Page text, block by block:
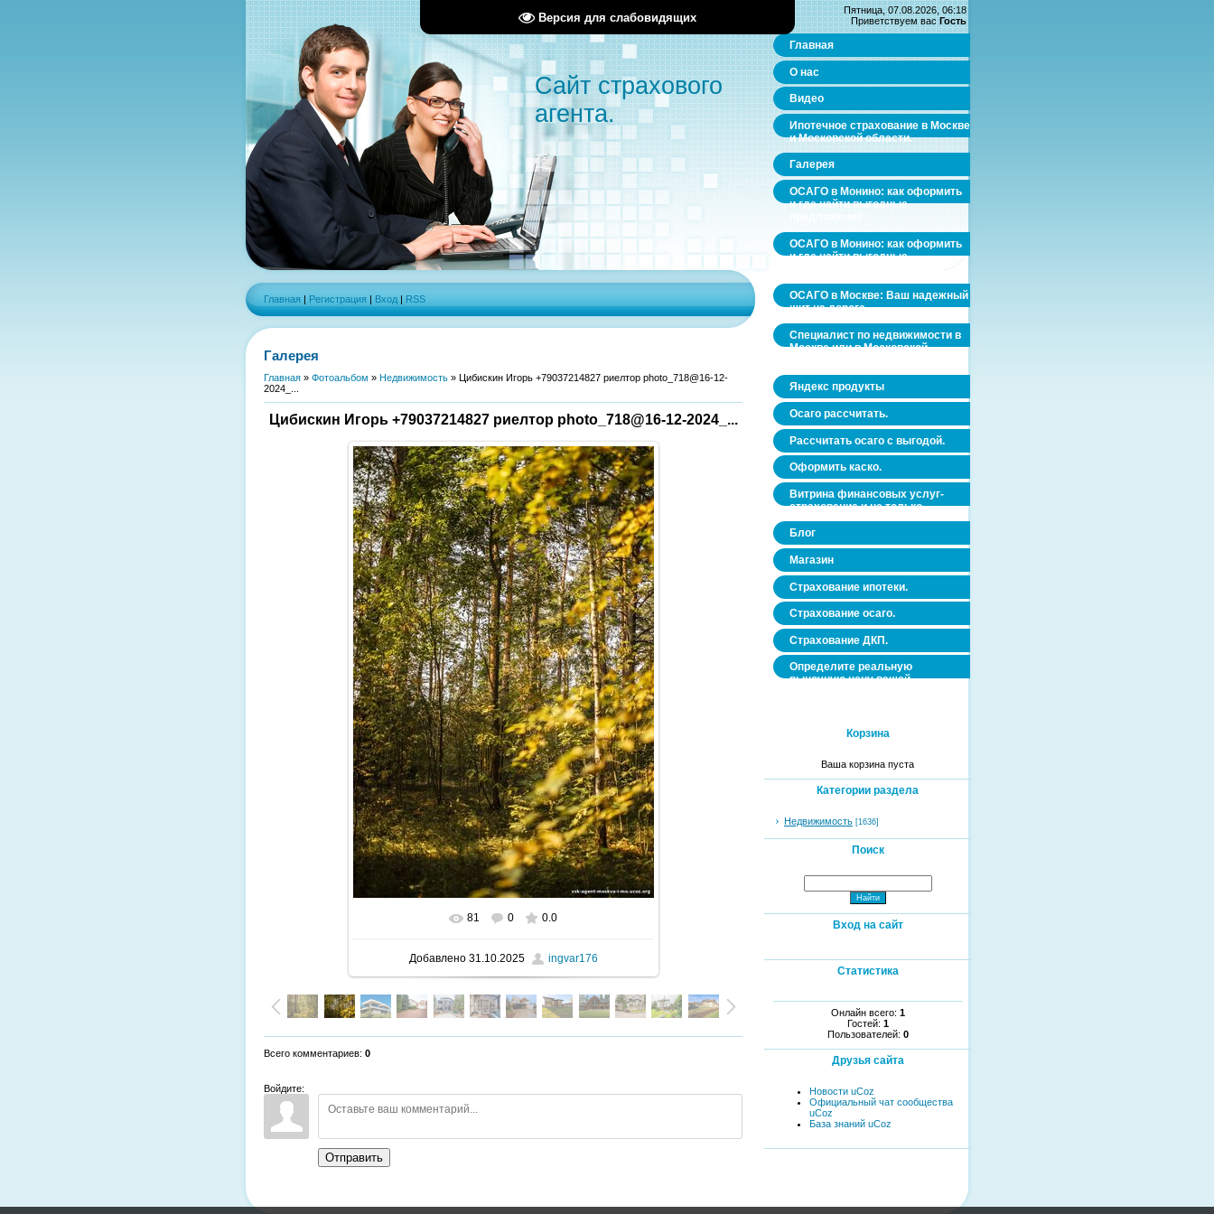
Версия для слабовидящих
Сайт страхового
агента.
Главная | Регистрация | Вход | RSS
Галерея
Главная » Фотоальбом » Недвижимость » Цибискин Игорь +79037214827 риелтор photo_718@16-12-
2024_...
Цибискин Игорь +79037214827 риелтор photo_718@16-12-2024_...
В реальном размере 853x1280
81 0 0.0
Добавлено31.10.2025 ingvar176
Всего комментариев: 0
Войдите:
Отправить
Пятница, 07.08.2026, 06:18
Приветствуем вас Гость
Главная
О нас
Видео
Ипотечное страхование в Москве
и Московской области.
Галерея
ОСАГО в Монино: как оформить
и где найти выгодные
ОСАГО в Монино: как оформить
и где найти выгодные
ОСАГО в Москве: Ваш надежный
щит на дороге
Специалист по недвижимости в
Москве или в Московской
Яндекс продукты
Осаго рассчитать.
Рассчитать осаго с выгодой.
Оформить каско.
Витрина финансовых услуг-
страхование и не только.
Блог
Магазин
Страхование ипотеки.
Страхование осаго.
Страхование ДКП.
Определите реальную
рыночную цену вашей
Корзина
Ваша корзина пуста
Категории раздела
Недвижимость [1636]
Поиск
Вход на сайт
Статистика
Онлайн всего: 1
Гостей: 1
Пользователей: 0
Друзья сайта
Новости uCoz
Официальный чат сообщества
uCoz
База знаний uCoz